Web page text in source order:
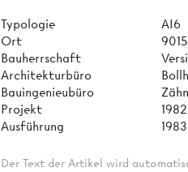
Typologie
AI6
Ort
Bauherrschaft
Architekturbüro
Bauingenieubüro
Projekt
Ausführung
Der Text der Artikel wird